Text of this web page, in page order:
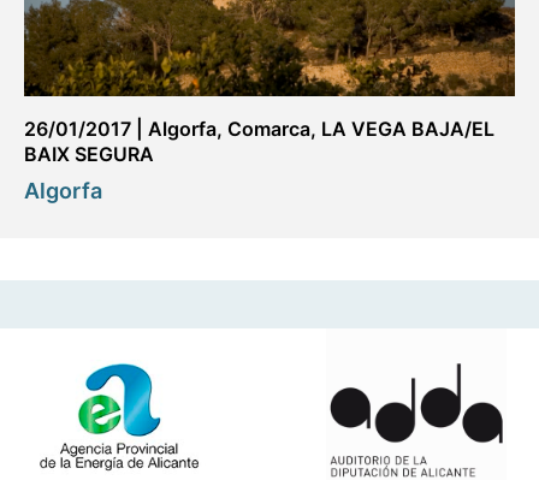
26/01/2017 Algorfa, Comarca, LA VEGA BAJA/EL
BAIX SEGURA
Algorfa